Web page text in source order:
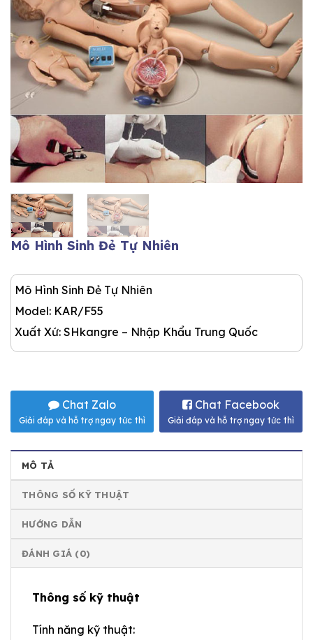
Mô Hình Sinh Đẻ Tự Nhiên
Mô Hình Sinh Đẻ Tự Nhiên
Model: KAR/F55
Xuất Xứ: SHkangre – Nhập Khẩu Trung Quốc
Chat Zalo
Giải đáp và hỗ trợ ngay tức thì
Chat Facebook
Giải đáp và hỗ trợ ngay tức thì
MÔ TẢ
THÔNG SỐ KỸ THUẬT
HƯỚNG DẪN
ĐÁNH GIÁ (0)
Thông số kỹ thuật
Tính năng kỹ thuật: